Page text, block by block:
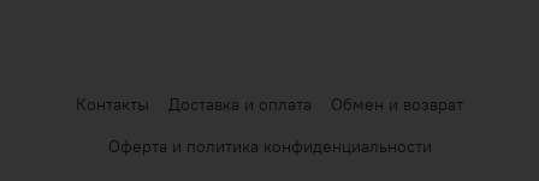
Контакты Доставка и оплата
Обмен и возврат
Оферта и политика конфиденциальности